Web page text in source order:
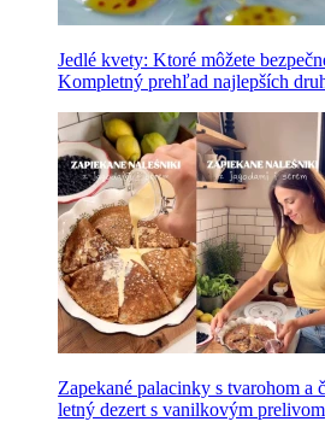
Jedlé kvety: Ktoré môžete
Kompletný prehľad najlepších
Zapekané palacinky s tvarohom a
letný dezert s vanilkovým prelivom